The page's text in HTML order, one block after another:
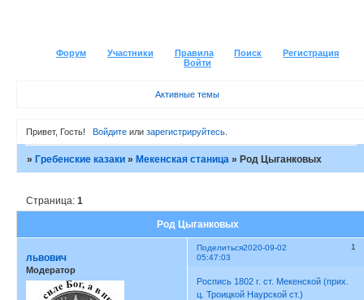
Форум Участники Правила Поиск
Регистрация
Войти
Активные темы
Привет, Гость! Войдитеили зарегистрируйтесь.
»Гребенские казаки »Мекенская станица »Род Цыганковых
Род Цыганковых
Страница:1
Поделиться 1
2020-09-02
05:47:03
львович
Модератор
Роспись 1802 г. ст. Мекенской (прих.
ц. Троицкой Наурской ст.)